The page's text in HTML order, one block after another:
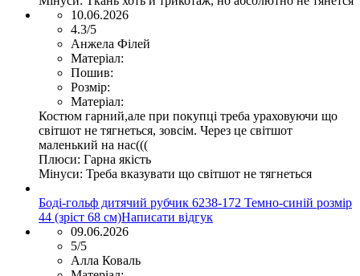
10.06.2026
4.3/5
Анжела Філей
Матеріал:
Пошив:
Розмір:
Матеріал:
Костюм гарний,але при покупці треба ураховуючи що
світшот не тягнеться, зовсім. Через це світшот
маленький на нас(((
Плюси: Гарна якість
Мінуси: Треба вказувати що світшот не тягнеться
Боді-гольф дитячий рубчик 6238-172 Темно-синій розмір
44 (зріст 68 см)Написати відгук
09.06.2026
5/5
Алла Коваль